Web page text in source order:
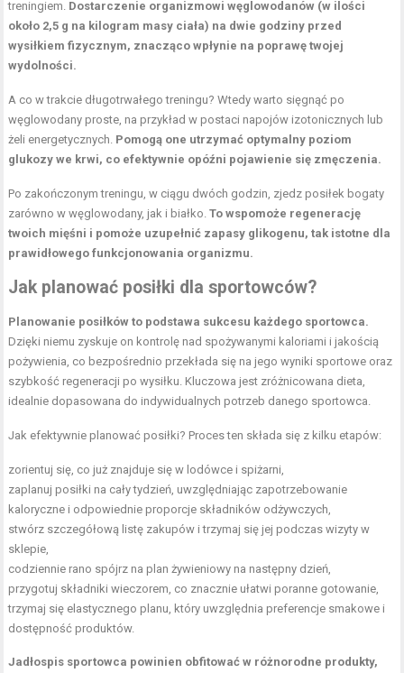
treningiem. Dostarczenie organizmowi węglowodanów (w ilości
około 2,5 g na kilogram masy ciała) na dwie godziny przed
wysiłkiem fizycznym, znacząco wpłynie na poprawę twojej
wydolności.
A co w trakcie długotrwałego treningu? Wtedy warto sięgnąć po
węglowodany proste, na przykład w postaci napojów izotonicznych lub
żeli energetycznych. Pomogą one utrzymać optymalny poziom
glukozy we krwi, co efektywnie opóźni pojawienie się zmęczenia.
Po zakończonym treningu, w ciągu dwóch godzin, zjedz posiłek bogaty
zarówno w węglowodany, jak i białko.To wspomoże regenerację
twoich mięśni i pomoże uzupełnić zapasy glikogenu, tak istotne dla
prawidłowego funkcjonowania organizmu.
Jak planować posiłki dla sportowców?
Planowanie posiłków to podstawa sukcesu każdego sportowca.
Dzięki niemu zyskuje on kontrolę nad spożywanymi kaloriami i jakością
pożywienia, co bezpośrednio przekłada się na jego wyniki sportowe oraz
szybkość regeneracji po wysiłku. Kluczowa jest zróżnicowana dieta,
idealnie dopasowana do indywidualnych potrzeb danego sportowca.
Jak efektywnie planować posiłki? Proces ten składa się z kilku etapów:
zorientuj się, co już znajduje się w lodówce i spiżarni,
zaplanuj posiłki na cały tydzień, uwzględniając zapotrzebowanie
kaloryczne i odpowiednie proporcje składników odżywczych,
stwórz szczegółową listę zakupów i trzymaj się jej podczas wizyty w
sklepie,
codziennie rano spójrz na plan żywieniowy na następny dzień,
przygotuj składniki wieczorem, co znacznie ułatwi poranne gotowanie,
trzymaj się elastycznego planu, który uwzględnia preferencje smakowe i
dostępność produktów.
Jadłospis sportowca powinien obfitować w różnorodne produkty,